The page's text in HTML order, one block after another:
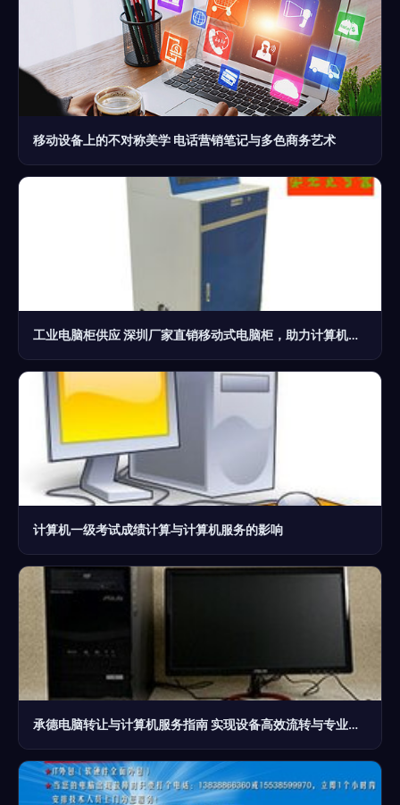
移动设备上的不对称美学 电话营销笔记与多色商务艺术
工业电脑柜供应 深圳厂家直销移动式电脑柜，助力计算机高效服务
计算机一级考试成绩计算与计算机服务的影响
承德电脑转让与计算机服务指南 实现设备高效流转与专业维护